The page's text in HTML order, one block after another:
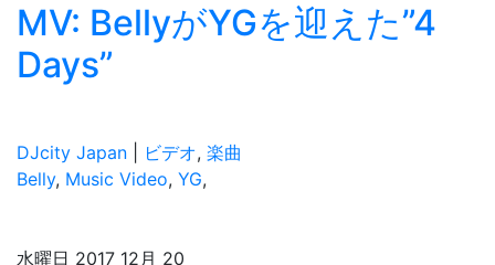
MV: BellyがYGを迎えた”4
Days”
DJcity Japan ビデオ, 楽曲
Belly, Music Video, YG,
水曜日 2017 12月 20